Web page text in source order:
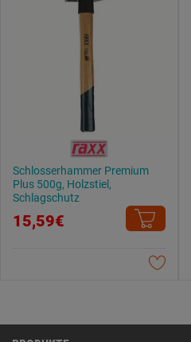
Schlosserhammer Premium
Plus 500g, Holzstiel,
Schlagschutz
15,59€